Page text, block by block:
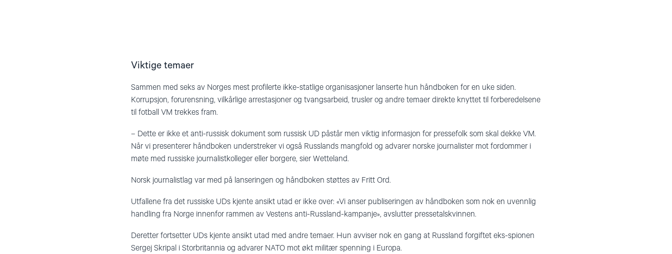
Viktige temaer
Sammen med seks av Norges mest profilerte ikke-statlige organisasjoner lanserte hun håndboken for en uke siden.
Korrupsjon, forurensning, vilkårlige arrestasjoner og tvangsarbeid, trusler og andre temaer direkte knyttet til forberedelsene
til fotball VM trekkes fram.
– Dette er ikke et anti-russisk dokument som russisk UD påstår men viktig informasjon for pressefolk som skal dekke VM.
Når vi presenterer håndboken understreker vi også Russlands mangfold og advarer norske journalister mot fordommer i
møte med russiske journalistkolleger eller borgere, sier Wetteland.
Norsk journalistlag var med på lanseringen og håndboken støttes av Fritt Ord.
Utfallene fra det russiske UDs kjente ansikt utad er ikke over: «Vi anser publiseringen av håndboken som nok en uvennlig
handling fra Norge innenfor rammen av Vestens anti-Russland-kampanje», avslutter pressetalskvinnen.
Deretter fortsetter UDs kjente ansikt utad med andre temaer. Hun avviser nok en gang at Russland forgiftet eks-spionen
Sergej Skripal i Storbritannia og advarer NATO mot økt militær spenning i Europa.